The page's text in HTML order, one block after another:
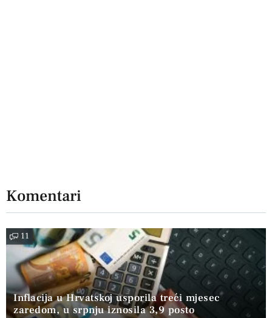
Komentari
11
Inflacija u Hrvatskoj usporila treći mjesec
zaredom, u srpnju iznosila 3,9 posto